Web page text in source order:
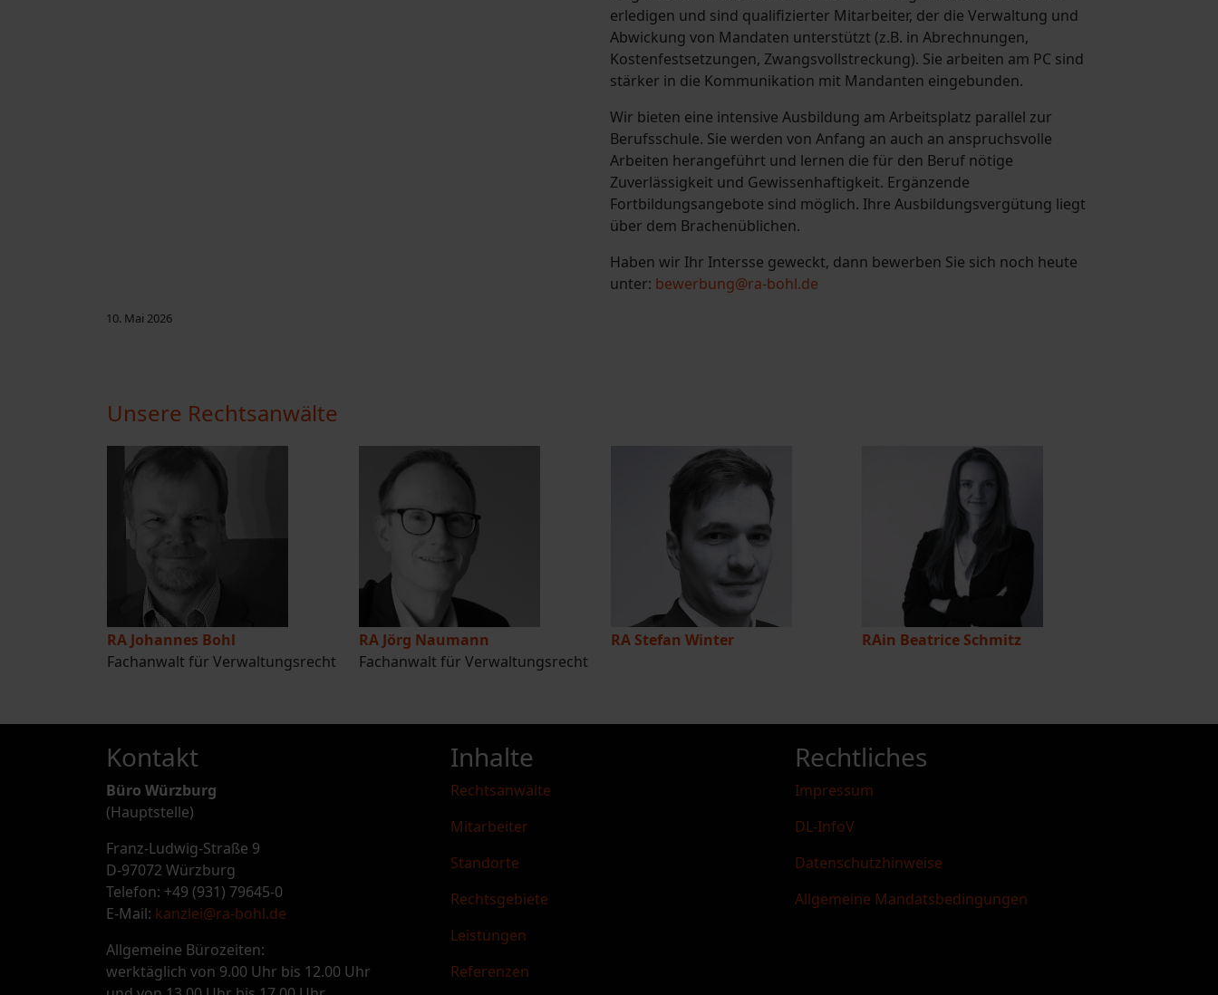
erledigen und sind qualifizierter Mitarbeiter, der die Verwaltung und
Abwickung von Mandaten unterstützt (z.B. in Abrechnungen,
Kostenfestsetzungen, Zwangsvollstreckung). Sie arbeiten am PC sind
stärker in die Kommunikation mit Mandanten eingebunden.
Wir bieten eine intensive Ausbildung am Arbeitsplatz parallel zur
Berufsschule. Sie werden von Anfang an auch an anspruchsvolle
Arbeiten herangeführt und lernen die für den Beruf nötige
Zuverlässigkeit und Gewissenhaftigkeit. Ergänzende
Fortbildungsangebote sind möglich. Ihre Ausbildungsvergütung liegt
über dem Brachenüblichen.
Haben wir Ihr Intersse geweckt, dann bewerben Sie sich noch heute
unter: bewerbung@ra-bohl.de
10. Mai 2026
Unsere Rechtsanwälte
RA Johannes Bohl
Fachanwalt für Verwaltungsrecht
RA Jörg Naumann
Fachanwalt für Verwaltungsrecht
RA Stefan Winter RAin Beatrice Schmitz
Kontakt
Büro Würzburg
(Hauptstelle)
Franz-Ludwig-Straße 9
D-97072 Würzburg
Telefon: +49 (931) 79645-0
E-Mail: kanzlei@ra-bohl.de
Allgemeine Bürozeiten:
werktäglich von 9.00 Uhr bis 12.00 Uhr
Inhalte
Rechtsanwälte
Mitarbeiter
Standorte
Rechtsgebiete
Leistungen
Referenzen
Rechtliches
Impressum
DL-InfoV
Datenschutzhinweise
Allgemeine Mandatsbedingungen